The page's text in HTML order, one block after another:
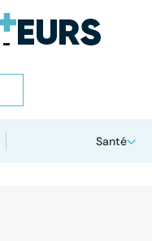
Santé